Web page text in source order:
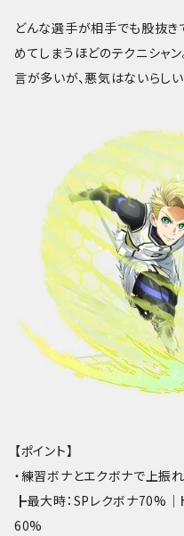
どんな選手が相手でも股抜き
めてしまうほどのテクニシャ
言が多いが、悪気はないらしい
【ポイント】
・練習ボナとエクボナで上振
┣最大時：SPレクボナ70%｜
60%